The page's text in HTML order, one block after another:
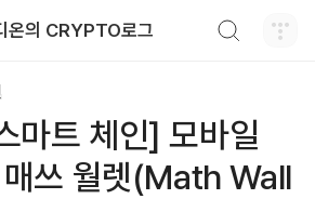
온의 CRYPTO로그
마트 체인] 모바일
쓰 월렛(Math Wall